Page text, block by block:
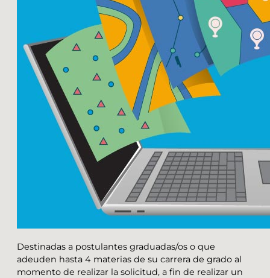
Destinadas a postulantes graduadas/os o que
adeuden hasta 4 materias de su carrera de grado al
momento de realizar la solicitud, a fin de realizar un